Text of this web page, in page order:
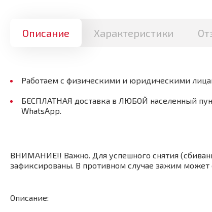
Описание Характеристики
Работаем с физическими и юридическими
БЕСПЛАТНАЯ доставка в ЛЮБОЙ населенный
WhatsApp.
ВНИМАНИЕ!! Важно. Для успешного снятия
зафиксированы. В противном случае зажим может
Описание: